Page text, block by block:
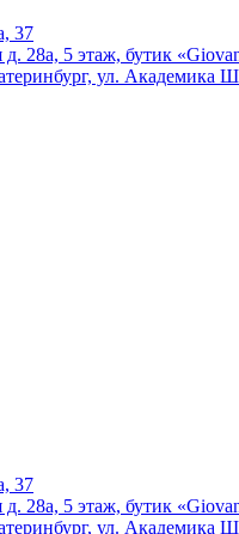
37
28а, 5 этаж, бутик
ул. Академика
37
28а, 5 этаж, бутик
ул. Академика